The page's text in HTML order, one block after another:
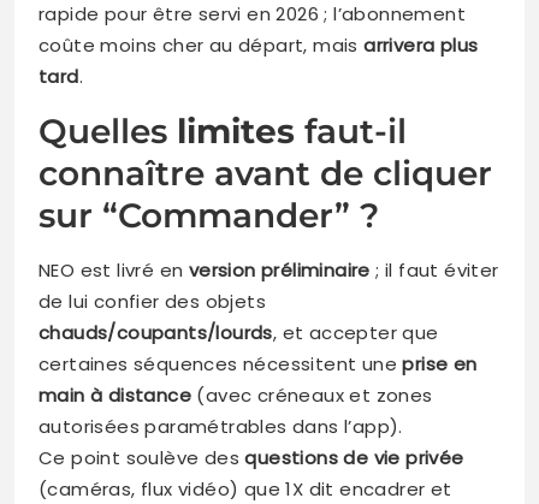
rapide pour être servi en 2026 ; l’abonnement
coûte moins cher au départ, maisarrivera plus
tard.
Quelles limites faut-il
connaître avant de cliquer
sur “Commander” ?
NEO est livré en version préliminaire ; il faut éviter
de lui confier des objets
chauds/coupants/lourds, et accepter que
certaines séquences nécessitent uneprise en
main à distance (avec créneaux et zones
autorisées paramétrables dans l’app).
Ce point soulève desquestions de vie privée
(caméras, flux vidéo) que 1X dit encadrer et